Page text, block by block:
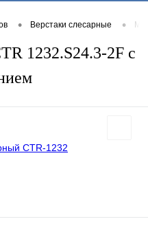
• Верстаки слесарные •
1232.S24.3-2F с